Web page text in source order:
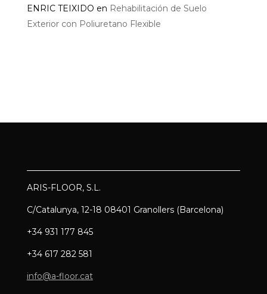
ENRIC TEIXIDO en Rehabilitación de Suelo
Exterior con Poliuretano Flexible
ARIS-FLOOR, S.L.
C/Catalunya, 12-18 08401 Granollers (Barcelona)
+34 931 177 845
+34 617 282 581
info@a-floor.cat